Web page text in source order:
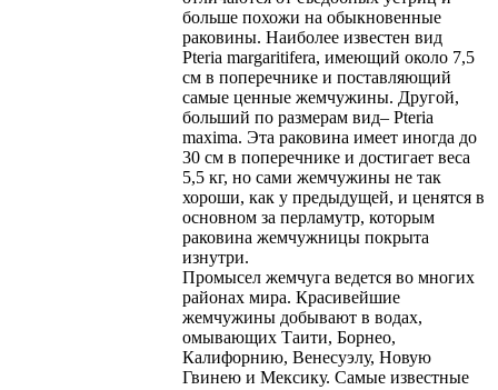
больше похожи на обыкновенные
раковины. Наиболее известен вид
Pteria margaritifera, имеющий около 7,5
см в поперечнике и поставляющий
самые ценные жемчужины. Другой,
больший по размерам вид– Pteria
maxima. Эта раковина имеет иногда до
30 см в поперечнике и достигает веса
5,5 кг, но сами жемчужины не так
хороши, как у предыдущей, и ценятся в
основном за перламутр, которым
раковина жемчужницы покрыта
изнутри.
Промысел жемчуга ведется во многих
районах мира. Красивейшие
жемчужины добывают в водах,
омывающих Таити, Борнео,
Калифорнию, Венесуэлу, Новую
Гвинею и Мексику. Самые известные